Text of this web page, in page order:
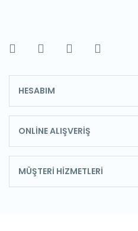
HESABIM
ONLİNE ALIŞVERİŞ
MÜŞTERİ HİZMETLERİ